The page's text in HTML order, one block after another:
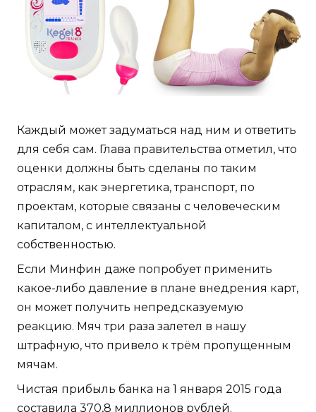
Каждый может задуматься над ним и ответить
для себя сам. Глава правительства отметил, что
оценки должны быть сделаны по таким
отраслям, как энергетика, транспорт, по
проектам, которые связаны с человеческим
капиталом, с интеллектуальной
собственностью.
Если Минфин даже попробует применить
какое-либо давление в плане внедрения карт,
он может получить непредсказуемую
реакцию. Мяч три раза залетел в нашу
штрафную, что привело к трём пропущенным
мячам.
Чистая прибыль банка на 1 января 2015 года
составила 370,8 миллионов рублей.